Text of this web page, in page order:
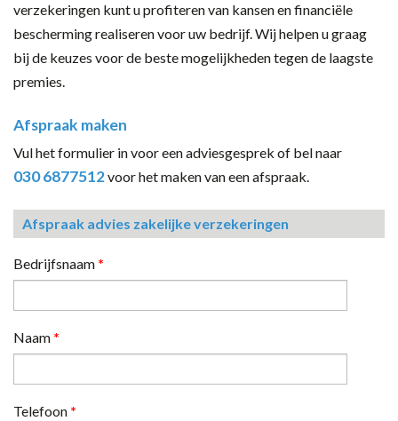
verzekeringen kunt u profiteren van kansen en financiële
bescherming realiseren voor uw bedrijf. Wij helpen u graag
bij de keuzes voor de beste mogelijkheden tegen de laagste
premies.
Afspraak maken
Vul het formulier in voor een adviesgesprek of bel naar
030 6877512voor het maken van een afspraak.
Afspraak advies zakelijke verzekeringen
Bedrijfsnaam *
Naam *
Telefoon *